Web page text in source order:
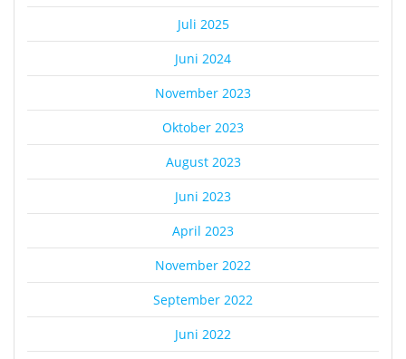
Juli 2025
Juni 2024
November 2023
Oktober 2023
August 2023
Juni 2023
April 2023
November 2022
September 2022
Juni 2022